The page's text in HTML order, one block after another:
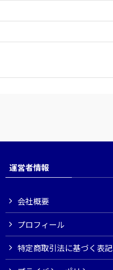
運営者情報
会社概要
プロフィール
特定商取引法に基づく表記